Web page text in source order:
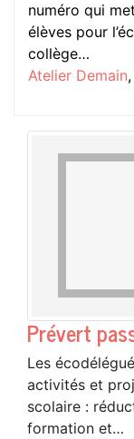
numéro qui
élèves pour
collège…
Atelier Demain,
Prévert
Les
activités et
scolaire :
formation et…